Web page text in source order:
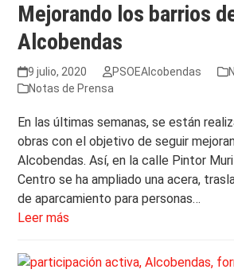
Mejorando los barrios
Alcobendas
9 julio, 2020 PSOEAlcobendas
Notas de Prensa
En las últimas semanas, se están
obras con el objetivo de seguir
Alcobendas. Así, en la calle Pintor
Centro se ha ampliado una acera,
de aparcamiento para personas…
Leer más